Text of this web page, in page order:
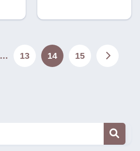
… 13 14 15